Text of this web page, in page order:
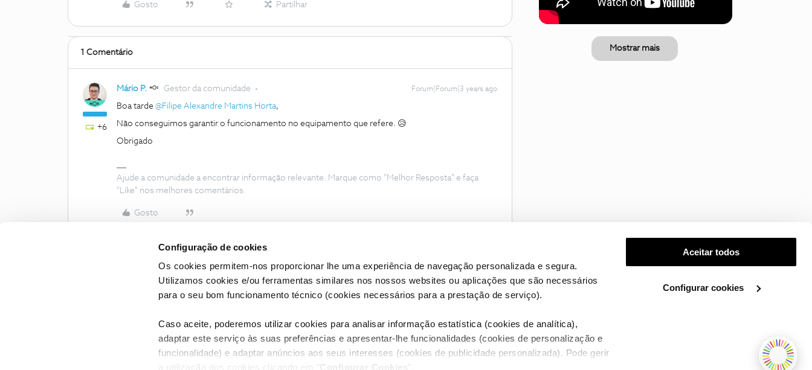
Configuração de cookies
Os cookies permitem-nos proporcionar lhe uma experiência de navegação personalizada e segura.
Utilizamos cookies e/ou ferramentas similares nos nossos websites ou aplicações que são necessários
para o seu bom funcionamento técnico (cookies necessários para a prestação de serviço).
Caso aceite, poderemos utilizar cookies para analisar informação estatística (cookies de analítica),
adaptar este serviço às suas preferências e apresentar-lhe funcionalidades (cookies de personalização e
funcionalidade) e adaptar anúncios aos seus interesses (cookies de publicidade personalizada). Pode gerir
a utilização dos cookies clicando em " Configurar Cookies ".
Aceitar todos
Configurar cookies
Gosto Partilhar
1 Comentário
+6
Mário P. Gestor da comunidade Forum|Forum|3 years ago
Boa tarde @Filipe Alexandre Martins Horta,
Não conseguimos garantir o funcionamento no equipamento que refere. 😥
Obrigado
Ajude a comunidade a encontrar informação relevante. Marque como "Melhor Resposta" e faça
"Like" nos melhores comentários.
Gosto
Mostrar mais
Condições do Fórum NOS Accessibility statement